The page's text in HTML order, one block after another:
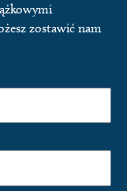
zostawić nam